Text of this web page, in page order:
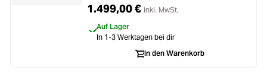
1.499,00 € inkl. MwSt.
Auf Lager
In 1-3 Werktagen bei dir
In den Warenkorb